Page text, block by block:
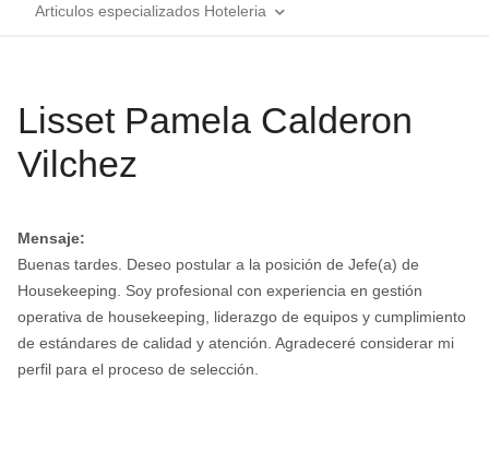
Articulos especializados Hoteleria
Lisset Pamela Calderon
Vilchez
Mensaje:
Buenas tardes. Deseo postular a la posición de Jefe(a) de
Housekeeping. Soy profesional con experiencia en gestión
operativa de housekeeping, liderazgo de equipos y cumplimiento
de estándares de calidad y atención. Agradeceré considerar mi
perfil para el proceso de selección.